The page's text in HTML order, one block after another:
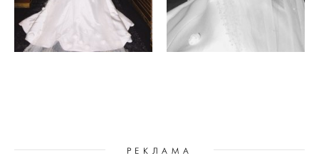
РЕКЛАМА